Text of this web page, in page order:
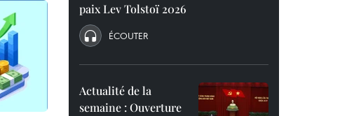
paix Lev Tolstoï 2026
ÉCOUTER
Actualité de la
semaine : Ouverture